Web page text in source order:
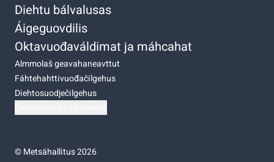
Diehtu bálvalusas
Áigeguovdilis
Oktavuođaváldimat ja máhcahat
Almmolaš geavahaneavttut
Fáhtehahttivuođačilgehus
Diehtosuodječilgehus
©Metsähallitus 2026